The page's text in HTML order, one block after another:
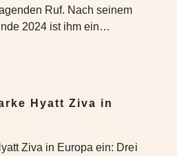
Ruf. Nach seinem
2024 ist ihm ein…
Hyatt Ziva in
Ziva in Europa ein: Drei